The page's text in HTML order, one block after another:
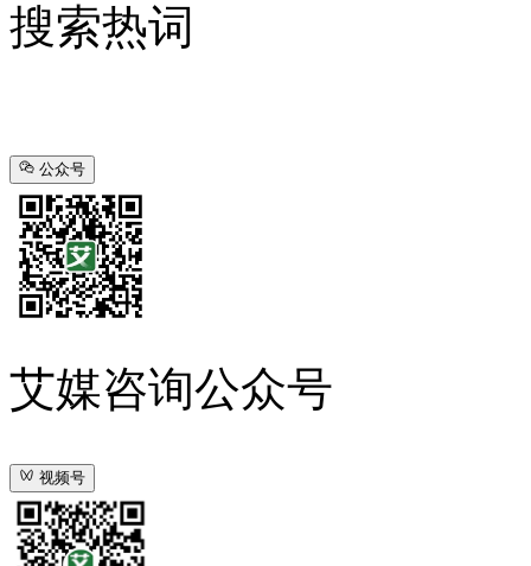
搜索热词
公众号
艾媒咨询公众号
视频号